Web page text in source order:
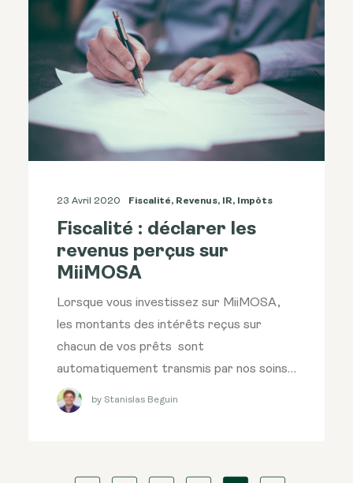
23 Avril 2020 Fiscalité, Revenus, IR, Impôts
Fiscalité : déclarer les
revenus perçus sur
MiiMOSA
Lorsque vous investissez sur MiiMOSA,
les montants des intérêts reçus sur
chacun de vos prêts sont
automatiquement transmis par nos soins…
by Stanislas Beguin